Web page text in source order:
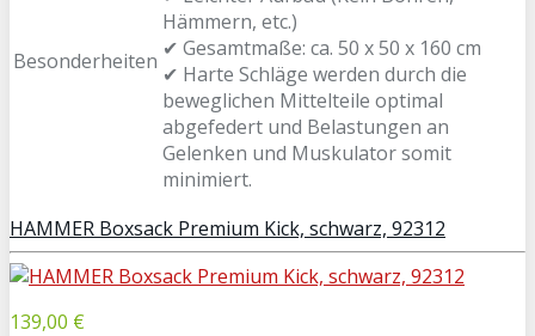
Besonderheiten
Hämmern, etc.)
✔ Gesamtmaße: ca. 50 x 50 x 160 cm
✔ Harte Schläge werden durch die
beweglichen Mittelteile optimal
abgefedert und Belastungen an
Gelenken und Muskulator somit
minimiert.
HAMMER Boxsack Premium Kick, schwarz, 92312
139,00 €